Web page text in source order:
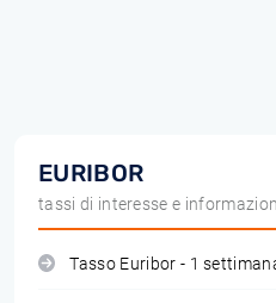
EURIBOR
tassi di interesse e
Tasso Euribor - 1